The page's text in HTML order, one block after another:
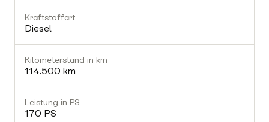
Kraftstoffart
Diesel
Kilometerstand in km
114.500 km
Leistung in PS
170 PS